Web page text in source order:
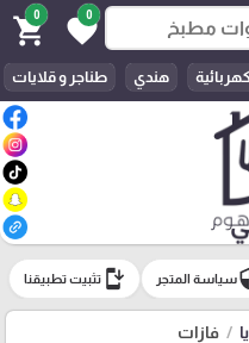
0
favorite
0
shopping_cart
هندي طناجر و قلايات
سياسة المتجر install_mobile تثبيت تطبيقنا
فازات